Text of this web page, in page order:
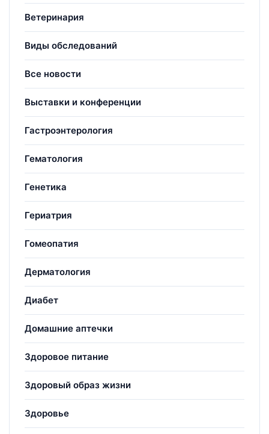
Ветеринария
Виды обследований
Все новости
Выставки и конференции
Гастроэнтерология
Гематология
Генетика
Гериатрия
Гомеопатия
Дерматология
Диабет
Домашние аптечки
Здоровое питание
Здоровый образ жизни
Здоровье